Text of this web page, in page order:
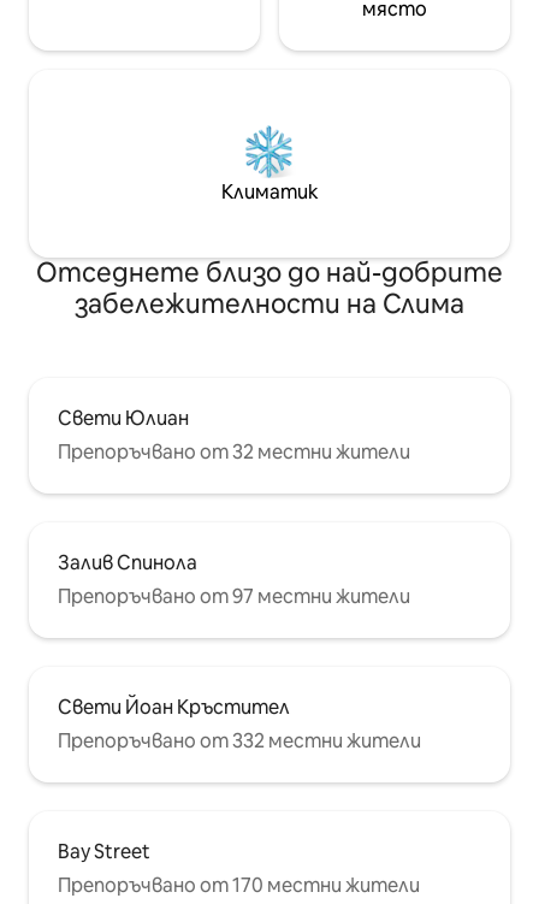
място
Климатик
Отседнете близо до най-добрите
забележителности на Слима
Свети Юлиан
Препоръчвано от 32 местни жители
Залив Спинола
Препоръчвано от 97 местни жители
Свети Йоан Кръстител
Препоръчвано от 332 местни жители
Bay Street
Препоръчвано от 170 местни жители